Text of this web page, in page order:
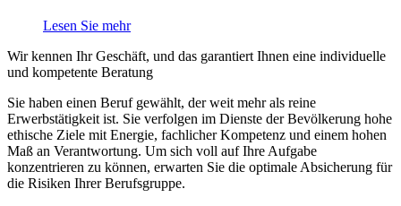
Lesen Sie mehr
Wir kennen Ihr Geschäft, und das garantiert Ihnen eine individuelle
und kompetente Beratung
Sie haben einen Beruf gewählt, der weit mehr als reine
Erwerbstätigkeit ist. Sie verfolgen im Dienste der Bevölkerung hohe
ethische Ziele mit Energie, fachlicher Kompetenz und einem hohen
Maß an Verantwortung. Um sich voll auf Ihre Aufgabe
konzentrieren zu können, erwarten Sie die optimale Absicherung für
die Risiken Ihrer Berufsgruppe.